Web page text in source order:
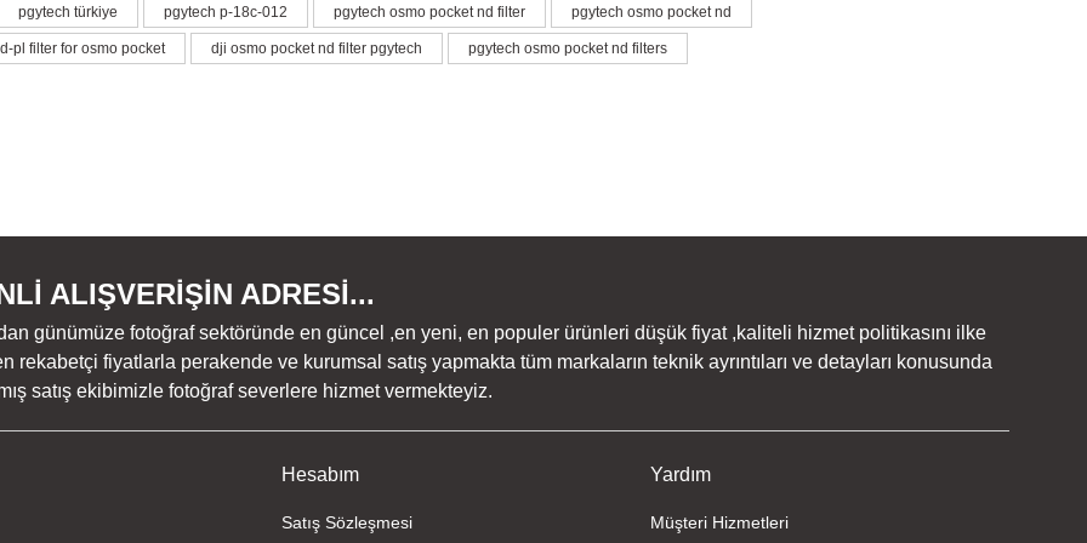
Bu ürüne ilk yorumu siz yapın!
Gönder
pgytech türkiye pgytech p-18c-012 pgytech osmo pocket nd filter pgytech osmo pocket nd
pl filter for osmo pocket dji osmo pocket nd filter pgytech pgytech osmo pocket nd filters
ALIŞVERİŞİN ADRESİ...
günümüze fotoğraf sektöründe en güncel ,en yeni, en populer ürünleri düşük fiyat ,kaliteli hizmet politikasını ilke
rekabetçi fiyatlarla perakende ve kurumsal satış yapmakta tüm markaların teknik ayrıntıları ve detayları konusunda
satış ekibimizle fotoğraf severlere hizmet vermekteyiz.
Hesabım
Satış Sözleşmesi
Yardım
Müşteri Hizmetleri